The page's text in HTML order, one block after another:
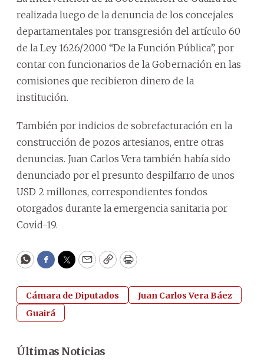
realizada luego de la denuncia de los concejales
departamentales por transgresión del artículo 60
de la Ley 1626/2000 “De la Función Pública”, por
contar con funcionarios de la Gobernación en las
comisiones que recibieron dinero de la
institución.
También por indicios de sobrefacturación en la
construcción de pozos artesianos, entre otras
denuncias. Juan Carlos Vera también había sido
denunciado por el presunto despilfarro de unos
USD 2 millones, correspondientes fondos
otorgados durante la emergencia sanitaria por
Covid-19.
WhatsApp
Facebook
Twitter
EmailCopyPrint
Cámara de Diputados
Juan Carlos Vera Báez
Guairá
Últimas Noticias